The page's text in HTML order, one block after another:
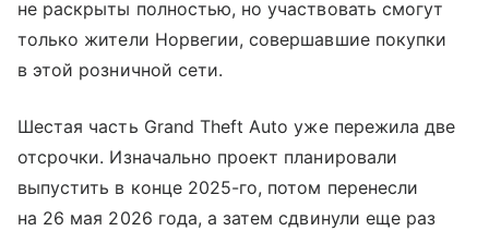
не раскрыты полностью, но участвовать смогут
только жители Норвегии, совершавшие покупки
в этой розничной сети.
Шестая часть Grand Theft Auto уже пережила две
отсрочки. Изначально проект планировали
выпустить в конце 2025-го, потом перенесли
на 26 мая 2026 года, а затем сдвинули еще раз